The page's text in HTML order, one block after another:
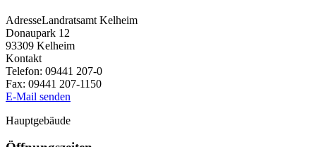
AdresseLandratsamt Kelheim
Donaupark 12
93309 Kelheim
Kontakt
Telefon: 09441 207-0
Fax: 09441 207-1150
E-Mail senden
Hauptgebäude